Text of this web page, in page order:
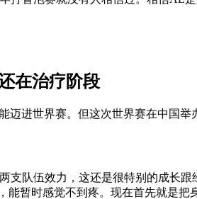
在治疗阶段
迈进世界赛。但这次世界赛在中国
支队伍效力，这还是很特别的成长
暂时感觉不到疼。现在首先就是